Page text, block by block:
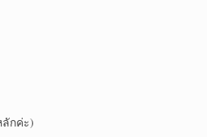
กค่ะ)